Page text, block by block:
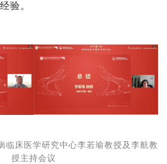
验。
临床医学研究中心李若瑜教授及李航教
授主持会议